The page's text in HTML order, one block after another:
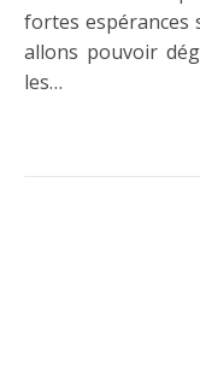
fortes espérances
allons pouvoir
les…